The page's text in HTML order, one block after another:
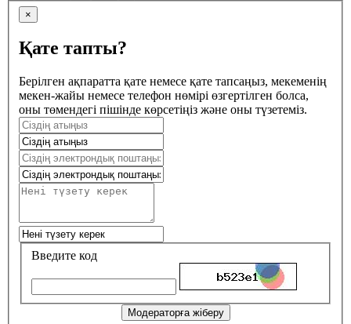
×
Қате тапты?
Берілген ақпаратта қате немесе қате тапсаңыз, мекеменің
мекен-жайы немесе телефон нөмірі өзгертілген болса,
оны төмендегі пішінде көрсетіңіз және оны түзетеміз.
Введите код
Модераторға жіберу